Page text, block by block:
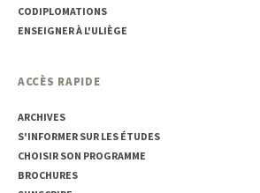
CODIPLOMATIONS
ENSEIGNER À L'ULIÈGE
ACCÈS RAPIDE
ARCHIVES
S'INFORMER SUR LES ÉTUDES
CHOISIR SON PROGRAMME
BROCHURES